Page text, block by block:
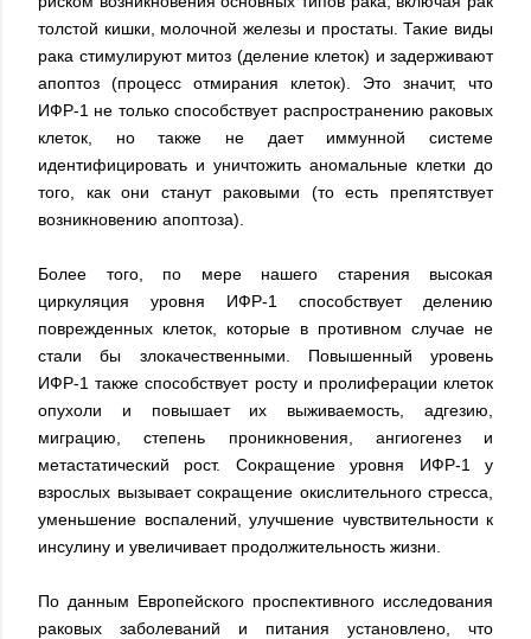
толстой кишки, молочной железы и простаты. Такие виды
рака стимулируют митоз (деление клеток) и задерживают
апоптоз (процесс отмирания клеток). Это значит, что
ИФР-1 не только способствует распространению раковых
клеток, но также не дает иммунной системе
идентифицировать и уничтожить аномальные клетки до
того, как они станут раковыми (то есть препятствует
возникновению апоптоза).
Более того, по мере нашего старения высокая
циркуляция уровня ИФР-1 способствует делению
поврежденных клеток, которые в противном случае не
стали бы злокачественными. Повышенный уровень
ИФР-1 также способствует росту и пролиферации клеток
опухоли и повышает их выживаемость, адгезию,
миграцию, степень проникновения, ангиогенез и
метастатический рост. Сокращение уровня ИФР-1 у
взрослых вызывает сокращение окислительного стресса,
уменьшение воспалений, улучшение чувствительности к
инсулину и увеличивает продолжительность жизни.
По данным Европейского проспективного исследования
раковых заболеваний и питания установлено, что